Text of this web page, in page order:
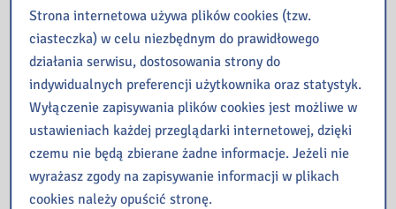
dzieciństwa rezonują w
naszym dzisiejszym życiu.
Ich skutkami są brak
umiejętności stawiania
granic, strach przed
bliskością czy trudności z
budowaniem zdrowych
relacji. Jak przerwać
łańcuch
Strona internetowa używa plików cookies (tzw.
ciasteczka) w celu niezbędnym do prawidłowego
działania serwisu, dostosowania strony do
indywidualnych preferencji użytkownika oraz statystyk.
Wyłączenie zapisywania plików cookies jest możliwe w
ustawieniach każdej przeglądarki internetowej, dzięki
czemu nie będą zbierane żadne informacje. Jeżeli nie
wyrażasz zgody na zapisywanie informacji w plikach
cookies należy opuścić stronę.